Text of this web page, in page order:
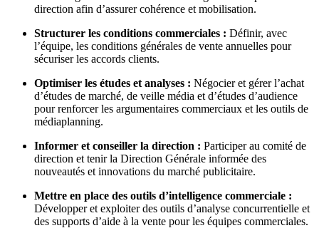
direction afin d’assurer cohérence et mobilisation.
Structurer les conditions commerciales : Définir, avec
l’équipe, les conditions générales de vente annuelles pour
sécuriser les accords clients.
Optimiser les études et analyses : Négocier et gérer l’achat
d’études de marché, de veille média et d’études d’audience
pour renforcer les argumentaires commerciaux et les outils de
médiaplanning.
Informer et conseiller la direction : Participer au comité de
direction et tenir la Direction Générale informée des
nouveautés et innovations du marché publicitaire.
Mettre en place des outils d’intelligence commerciale :
Développer et exploiter des outils d’analyse concurrentielle et
des supports d’aide à la vente pour les équipes commerciales.